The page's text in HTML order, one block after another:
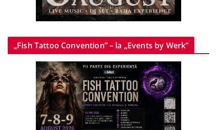
„Fish Tattoo Convention” – la „Events by Werk”